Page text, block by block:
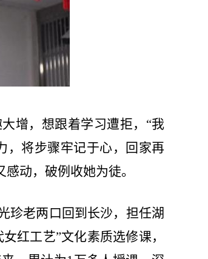
增，想跟着学习遭拒，“我
，将步骤牢记于心，回家再
动，破例收她为徒。
珍老两口回到长沙，担任湖
红工艺”文化素质选修课，